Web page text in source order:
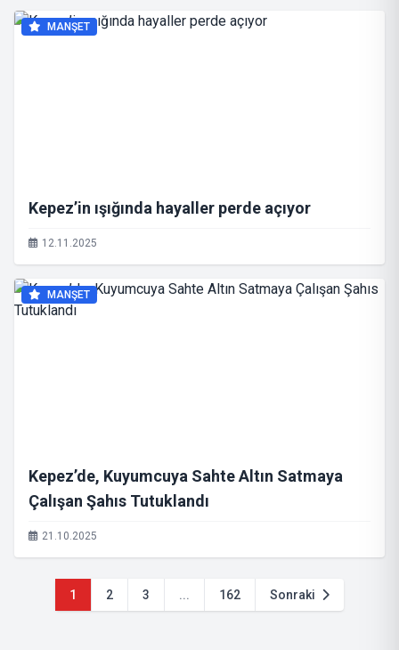
MANŞET
Kepez’in ışığında hayaller perde açıyor
12.11.2025
MANŞET
Kepez’de, Kuyumcuya Sahte Altın Satmaya
Çalışan Şahıs Tutuklandı
21.10.2025
1 2 3 ... 162 Sonraki